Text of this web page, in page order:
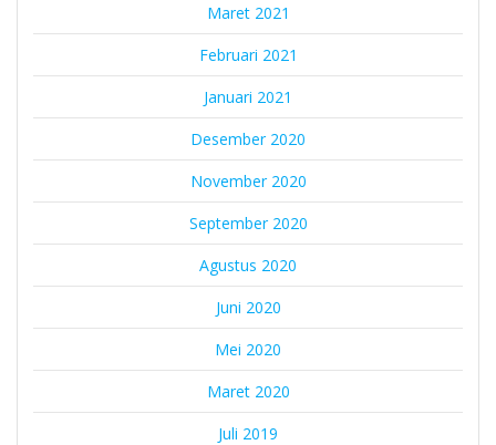
Maret 2021
Februari 2021
Januari 2021
Desember 2020
November 2020
September 2020
Agustus 2020
Juni 2020
Mei 2020
Maret 2020
Juli 2019